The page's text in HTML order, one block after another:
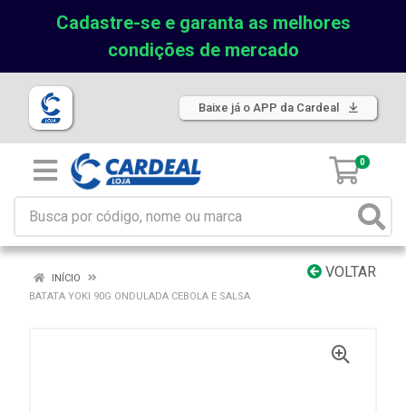
Cadastre-se e garanta as melhores
condições de mercado
Baixe já o APP da Cardeal
0
VOLTAR
INÍCIO
BATATA YOKI 90G ONDULADA CEBOLA E SALSA